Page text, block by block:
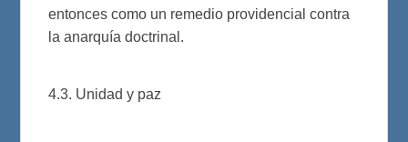
entonces como un remedio providencial contra
la anarquía doctrinal.
4.3. Unidad y paz